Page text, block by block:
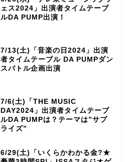
ェス2024」出演者タイムテーブ
ルDA PUMP出演！
7/13(土)「音楽の日2024」出演
者タイムテーブル DA PUMPダン
スバトル企画出演
7/6(土)「THE MUSIC
DAY2024」出演者タイムテーブ
ルDA PUMPは？テーマは”サプ
ライズ”
6/29(土)「いくらかわかる金?★